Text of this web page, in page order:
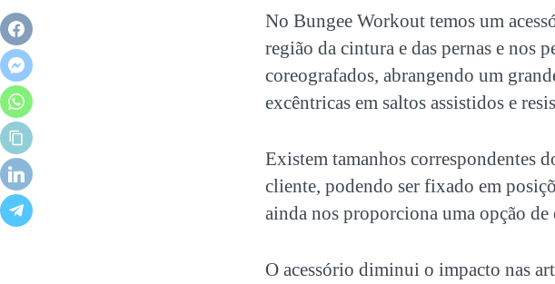
No Bungee Workout temos um
região da cintura e das pernas e nos
coreografados, abrangendo um
excêntricas em saltos assistidos e
Existem tamanhos correspondentes
cliente, podendo ser fixado em
ainda nos proporciona uma opção de
O acessório diminui o impacto nas